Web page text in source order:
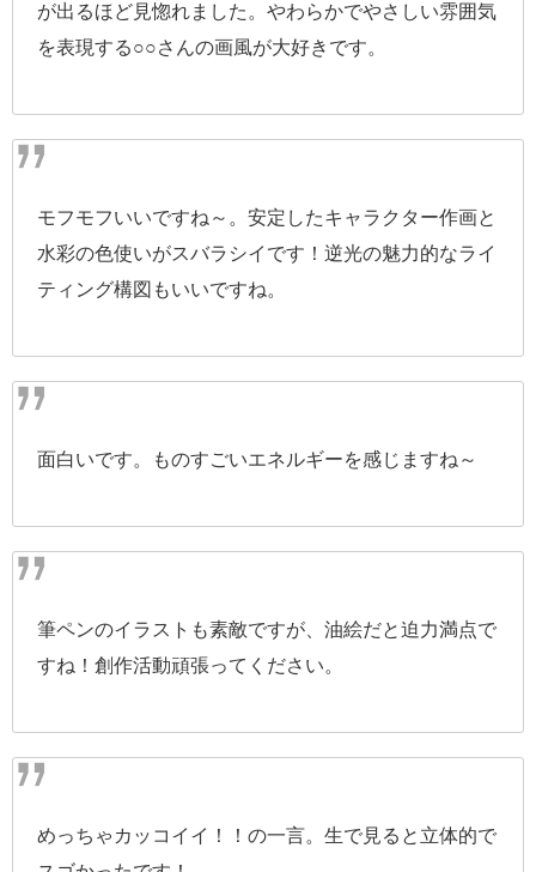
が出るほど見惚れました。やわらかでやさしい雰囲気
を表現する○○さんの画風が大好きです。
モフモフいいですね～。安定したキャラクター作画と
水彩の色使いがスバラシイです！逆光の魅力的なライ
ティング構図もいいですね。
面白いです。ものすごいエネルギーを感じますね～
筆ペンのイラストも素敵ですが、油絵だと迫力満点で
すね！創作活動頑張ってください。
めっちゃカッコイイ！！の一言。生で見ると立体的で